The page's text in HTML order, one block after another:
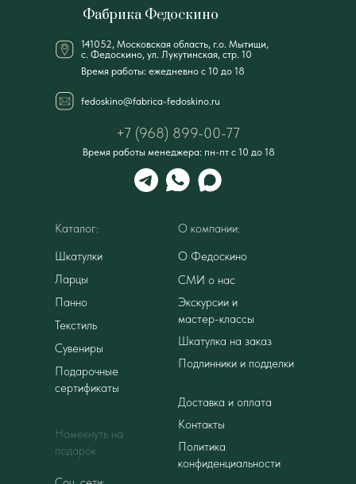
141052, Московская область, г.о. Мытищи,
с. Федоскино, ул. Лукутинская, стр. 10
Фабрика Федоскино
+7 (968) 899-00-77
Время работы: ежедневно с 10 до 18
Время работы менеджера: пн-пт с 10 до 18
Каталог:
Шкатулки
Ларцы
Панно
Текстиль
Сувениры
Подарочные
сертификаты
Намекнуть на
подарок
О компании:
О Федоскино
Контакты
Экскурсии и
мастер-классы
Подлинники и подделки
Доставка и оплата
fedoskino@fabrica-fedoskino.ru
Шкатулка на заказ
Политика
конфиденциальности
СМИ о нас